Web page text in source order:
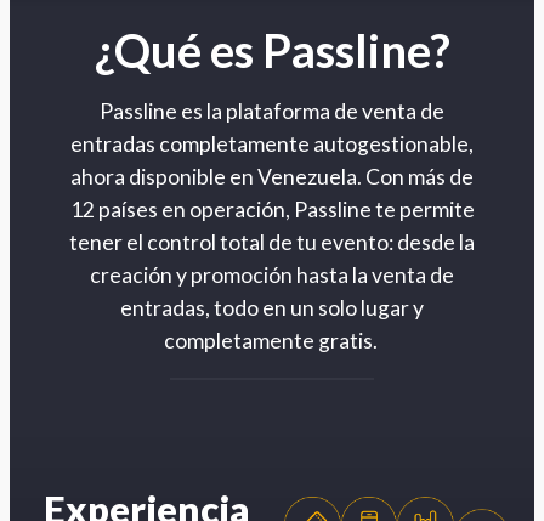
¿Qué es Passline?
Passline es la plataforma de venta de
entradas completamente autogestionable,
ahora disponible en Venezuela. Con más de
12 países en operación, Passline te permite
tener el control total de tu evento: desde la
creación y promoción hasta la venta de
entradas, todo en un solo lugar y
completamente gratis.
Experiencia